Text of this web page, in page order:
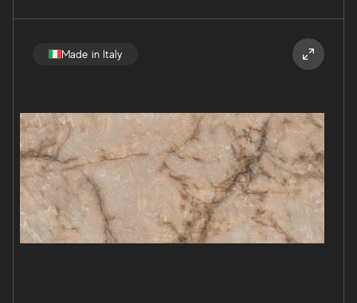
Made in Italy